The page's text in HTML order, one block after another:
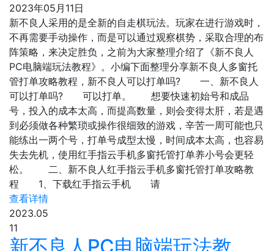
2023年05月11日
新不良人采用的是全新的自走棋玩法。玩家在进行游戏时，
不再需要手动操作，而是可以通过观察棋势，采取合理的布
阵策略，来决定胜负，之前为大家整理介绍了《新不良人
PC电脑端玩法教程》。小编下面整理分享新不良人多窗托
管打单攻略教程，新不良人可以打单吗? 一、新不良人
可以打单吗? 可以打单。 想要快速初始号和成品
号，投入的成本太高，而提高数量，则会变得太肝，若是遇
到必须做各种繁琐或操作很细致的游戏，辛苦一周可能也只
能练出一两个号，打单号成型太慢，时间成本太高，也容易
失去先机，使用红手指云手机多窗托管打单养小号会更轻
松。 二、新不良人红手指云手机多窗托管打单攻略教
程 1、下载红手指云手机 请
查看详情
2023.05
11